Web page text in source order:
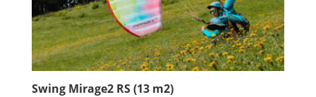
Swing Mirage2 RS (13 m2)